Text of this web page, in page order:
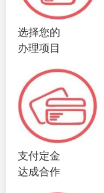
选择您的
办理项目
支付定金
达成合作